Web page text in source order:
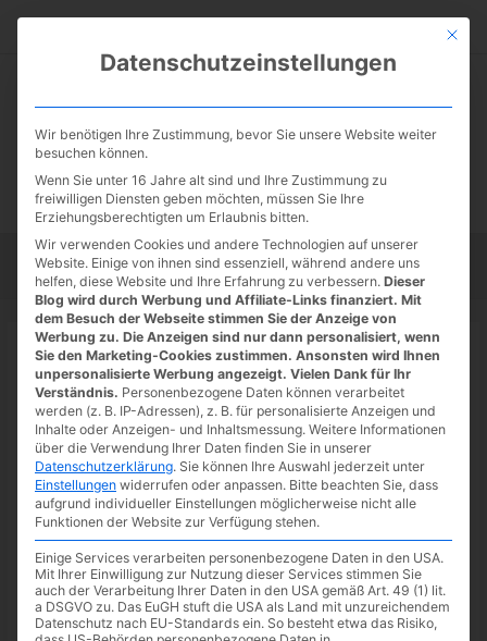
Startseite Tipps Tutorials Tests
Startseite»schneller Tipp
Evernote: Links schneller einfügen
26.06.2022/ VonSpoonie/ 1 Kommentar /1 minute of reading
Mit
Datenschutzeinstellungen
Wir benötigen Ihre Zustimmung, bevor Sie unsere Website weiter
besuchen können.
Wenn Sie unter 16 Jahre alt sind und Ihre Zustimmung zu
freiwilligen Diensten geben möchten, müssen Sie Ihre
Erziehungsberechtigten um Erlaubnis bitten.
Wir verwenden Cookies und andere Technologien auf unserer
Website. Einige von ihnen sind essenziell, während andere uns
helfen, diese Website und Ihre Erfahrung zu verbessern. Dieser
Blog wird durch Werbung und Affiliate-Links finanziert. Mit
dem Besuch der Webseite stimmen Sie der Anzeige von
Werbung zu. Die Anzeigen sind nur dann personalisiert, wenn
Sie den Marketing-Cookies zustimmen. Ansonsten wird Ihnen
unpersonalisierte Werbung angezeigt. Vielen Dank für Ihr
Verständnis. Personenbezogene Daten können verarbeitet
werden (z. B. IP-Adressen), z. B. für personalisierte Anzeigen und
Inhalte oder Anzeigen- und Inhaltsmessung. Weitere Informationen
über die Verwendung Ihrer Daten finden Sie in unserer
Datenschutzerklärung. Sie können Ihre Auswahl jederzeit unter
Einstellungen widerrufen oder anpassen. Bitte beachten Sie, dass
aufgrund individueller Einstellungen möglicherweise nicht alle
Funktionen der Website zur Verfügung stehen.
Einige Services verarbeiten personenbezogene Daten in den USA.
Mit Ihrer Einwilligung zur Nutzung dieser Services stimmen Sie
auch der Verarbeitung Ihrer Daten in den USA gemäß Art. 49 (1) lit.
a DSGVO zu. Das EuGH stuft die USA als Land mit unzureichendem
Datenschutz nach EU-Standards ein. So besteht etwa das Risiko,